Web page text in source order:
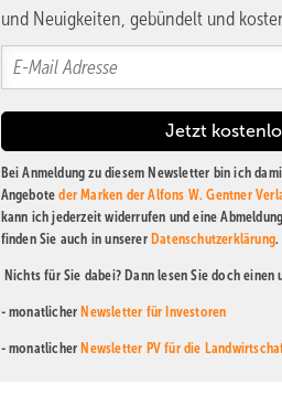
und Neuigkeiten, gebündelt und
Bei Anmeldung zu diesem Newsletter bin ich
Angeboteder Marken der Alfons W. Gentner
kann ich jederzeit widerrufen und eine
finden Sie auch in unserer Datenschutzerklärung.
Nichts für Sie dabei? Dann lesen Sie doch
- monatlicher Newsletter für Investoren
- monatlicher Newsletter PV für die